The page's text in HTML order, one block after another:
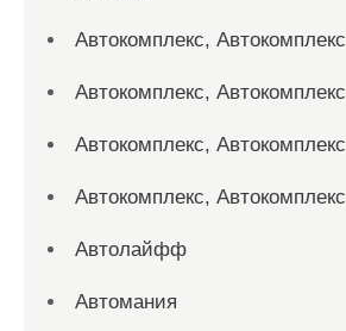
Автокомплекс, Автокомплекс
Автокомплекс, Автокомплекс
Автокомплекс, Автокомплекс
Автокомплекс, Автокомплекс
Автолайфф
Автомания